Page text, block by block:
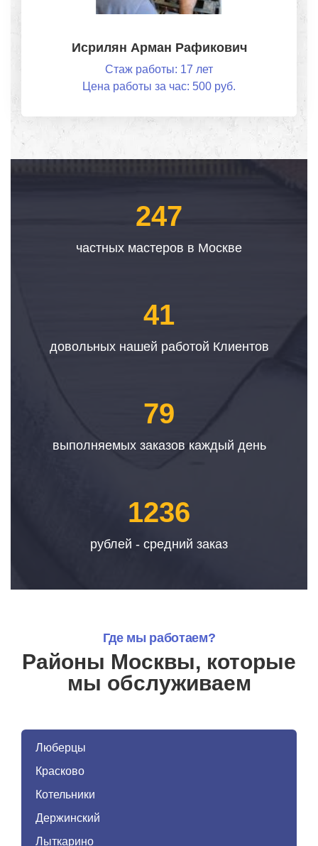
Исрилян Арман Рафикович
Стаж работы: 17 лет
Цена работы за час: 500 руб.
247
частных мастеров в Москве
41
довольных нашей работой Клиентов
79
выполняемых заказов каждый день
1236
рублей - средний заказ
Где мы работаем?
Районы Москвы, которые
мы обслуживаем
Люберцы
Красково
Котельники
Держинский
Лыткарино